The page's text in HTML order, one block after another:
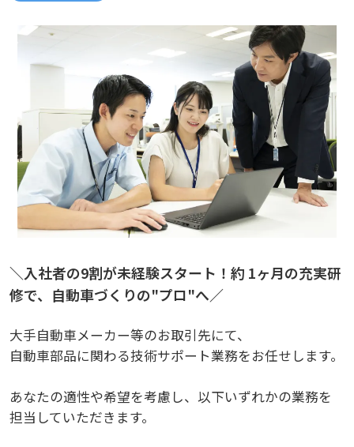
＼入社者の9割が未経験スタート！約 1ヶ月の充実研
修で、自動車づくりの"プロ"へ／
大手自動車メーカー等のお取引先にて、
自動車部品に関わる技術サポート業務をお任せします。
あなたの適性や希望を考慮し、以下いずれかの業務を
担当していただきます。